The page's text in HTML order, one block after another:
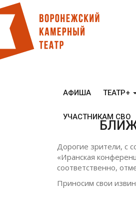
АФИША ТЕАТР+
УЧАСТНИКАМ СВО
Дорогие зрители, с
«Иранская
соответственно,
Приносим свои